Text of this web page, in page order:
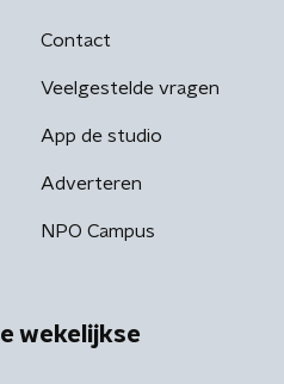
Contact
Veelgestelde vragen
App de studio
Adverteren
NPO Campus
wekelijkse